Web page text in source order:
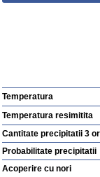
Temperatura
Temperatura resimitita
Cantitate precipitatii 3
Probabilitate precipitatii
Acoperire cu nori